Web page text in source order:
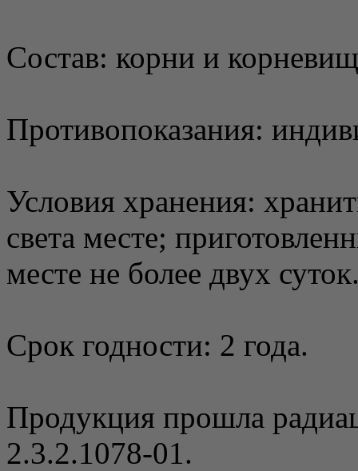
Состав: корни и
Противопоказания:
Условия хранения:
света месте;
месте не более двух
Срок годности: 2 года.
Продукция прошла
2.3.2.1078-01.